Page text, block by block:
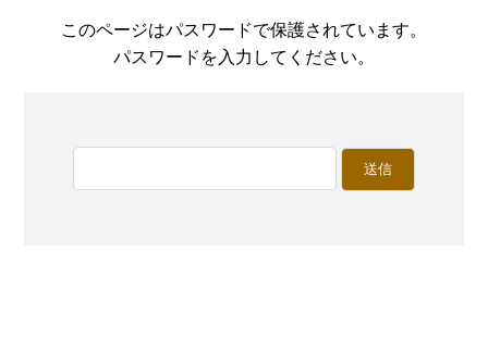
このページはパスワードで保護されています。
パスワードを入力してください。